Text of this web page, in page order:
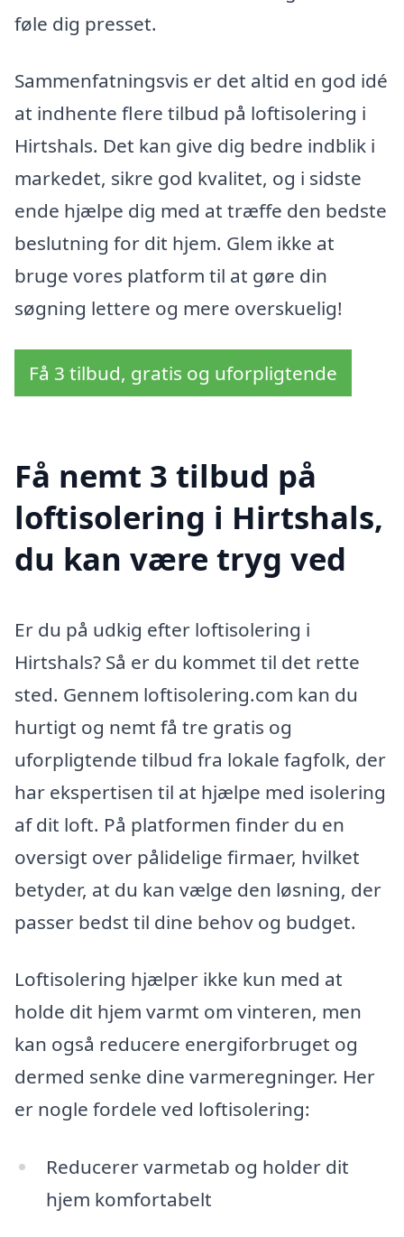
føle dig presset.
Sammenfatningsvis er det altid en god idé
at indhente flere tilbud på loftisolering i
Hirtshals. Det kan give dig bedre indblik i
markedet, sikre god kvalitet, og i sidste
ende hjælpe dig med at træffe den bedste
beslutning for dit hjem. Glem ikke at
bruge vores platform til at gøre din
søgning lettere og mere overskuelig!
Få 3 tilbud, gratis og uforpligtende
Få nemt 3 tilbud på
loftisolering i Hirtshals,
du kan være tryg ved
Er du på udkig efter loftisolering i
Hirtshals? Så er du kommet til det rette
sted. Gennem loftisolering.com kan du
hurtigt og nemt få tre gratis og
uforpligtende tilbud fra lokale fagfolk, der
har ekspertisen til at hjælpe med isolering
af dit loft. På platformen finder du en
oversigt over pålidelige firmaer, hvilket
betyder, at du kan vælge den løsning, der
passer bedst til dine behov og budget.
Loftisolering hjælper ikke kun med at
holde dit hjem varmt om vinteren, men
kan også reducere energiforbruget og
dermed senke dine varmeregninger. Her
er nogle fordele ved loftisolering:
Reducerer varmetab og holder dit
hjem komfortabelt